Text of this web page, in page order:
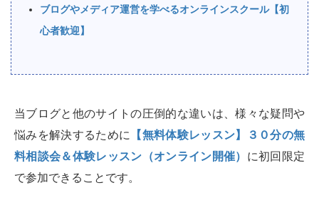
ブログやメディア運営を学べるオンラインスクール【初
心者歓迎】
当ブログと他のサイトの圧倒的な違いは、様々な疑問や
悩みを解決するために
【無料体験レッスン】３０分の無
料相談会＆体験レッスン（オンライン開催） に初回限定
で参加できることです。